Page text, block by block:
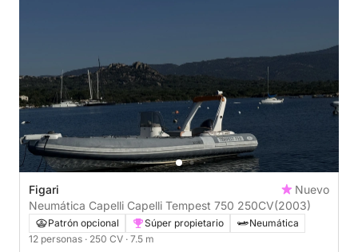
Figari
Nuevo
Neumática Capelli Capelli Tempest 750 250CV(2003)
Patrón opcional Súper propietario
Neumática
12 personas · 250 CV · 7.5 m